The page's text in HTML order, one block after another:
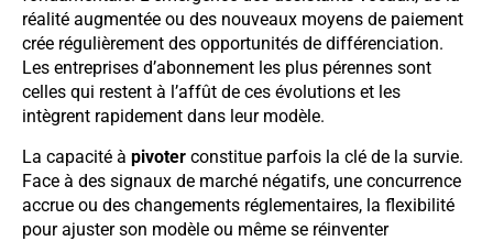
réalité augmentée ou des nouveaux moyens de paiement
crée régulièrement des opportunités de différenciation.
Les entreprises d’abonnement les plus pérennes sont
celles qui restent à l’affût de ces évolutions et les
intègrent rapidement dans leur modèle.
La capacité à pivoter constitue parfois la clé de la survie.
Face à des signaux de marché négatifs, une concurrence
accrue ou des changements réglementaires, la flexibilité
pour ajuster son modèle ou même se réinventer